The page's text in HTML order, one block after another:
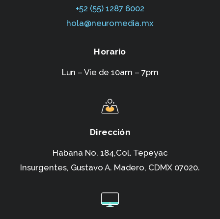
+52 (55) 1287 6002‬
hola@neuromedia.mx
Horario
Lun – Vie de 10am – 7pm
Dirección
Habana No. 184,Col. Tepeyac
Insurgentes, Gustavo A. Madero, CDMX 07020.